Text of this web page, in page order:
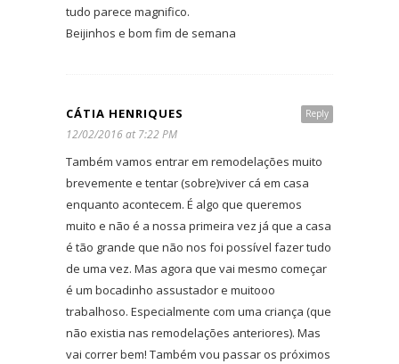
tudo parece magnifico.
Beijinhos e bom fim de semana
Reply
CÁTIA HENRIQUES
12/02/2016 at 7:22 PM
Também vamos entrar em remodelações muito
brevemente e tentar (sobre)viver cá em casa
enquanto acontecem. É algo que queremos
muito e não é a nossa primeira vez já que a casa
é tão grande que não nos foi possível fazer tudo
de uma vez. Mas agora que vai mesmo começar
é um bocadinho assustador e muitooo
trabalhoso. Especialmente com uma criança (que
não existia nas remodelações anteriores). Mas
vai correr bem! Também vou passar os próximos